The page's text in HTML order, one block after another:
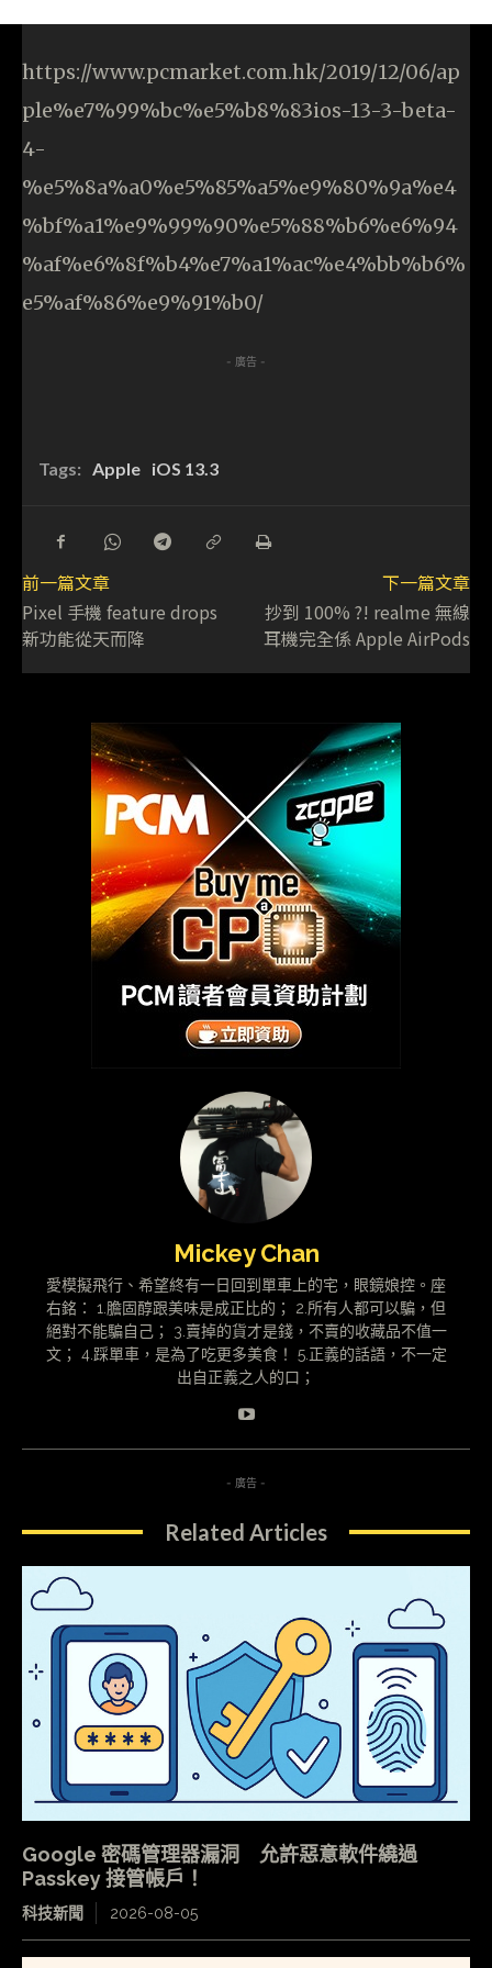
https://www.pcmarket.com.hk/2019/12/06/ap
ple%e7%99%bc%e5%b8%83ios-13-3-beta-
4-
%e5%8a%a0%e5%85%a5%e9%80%9a%e4
%bf%a1%e9%99%90%e5%88%b6%e6%94
%af%e6%8f%b4%e7%a1%ac%e4%bb%b6%
e5%af%86%e9%91%b0/
- 廣告 -
Tags: Apple iOS 13.3
前一篇文章
Pixel 手機 feature drops
新功能從天而降
下一篇文章
抄到 100% ?! realme 無線
耳機完全係 Apple AirPods
Mickey Chan
愛模擬飛行、希望終有一日回到單車上的宅，眼鏡娘控。座
右銘： 1.膽固醇跟美味是成正比的； 2.所有人都可以騙，但
絕對不能騙自己； 3.賣掉的貨才是錢，不賣的收藏品不值一
文； 4.踩單車，是為了吃更多美食！ 5.正義的話語，不一定
出自正義之人的口；
- 廣告 -
Related Articles
Google 密碼管理器漏洞 允許惡意軟件繞過
Passkey 接管帳戶！
科技新聞 2026-08-05